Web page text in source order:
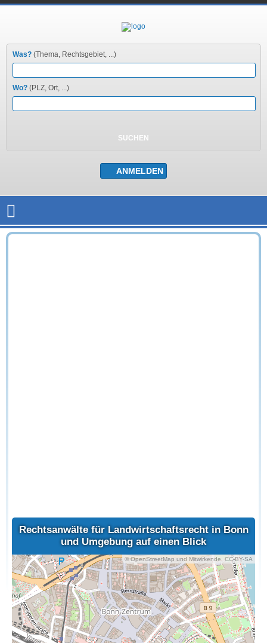
Was? (Thema, Rechtsgebiet, ...)
Wo? (PLZ, Ort, ...)
Rechtsanwälte für Landwirtschaftsrecht in Bonn
und Umgebung auf einen Blick
© OpenStreetMap und Mitwirkende, CC-BY-SA